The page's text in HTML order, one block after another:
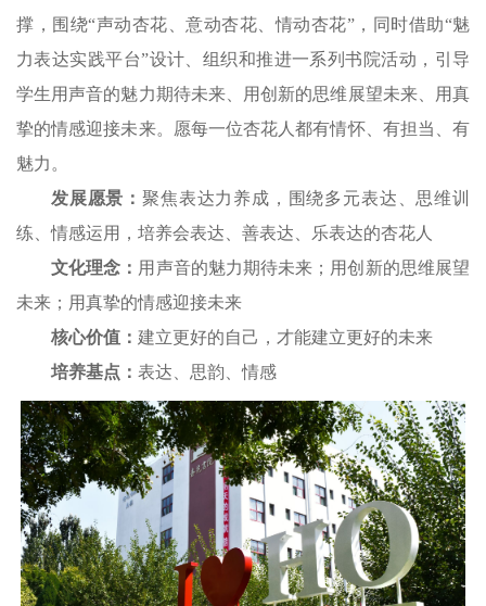
撑，围绕“声动杏花、意动杏花、情动杏花”，同时借助“魅
力表达实践平台”设计、组织和推进一系列书院活动，引导
学生用声音的魅力期待未来、用创新的思维展望未来、用真
挚的情感迎接未来。愿每一位杏花人都有情怀、有担当、有
魅力。
发展愿景：聚焦表达力养成，围绕多元表达、思维训
练、情感运用，培养会表达、善表达、乐表达的杏花人
文化理念： 用声音的魅力期待未来；用创新的思维展望
未来；用真挚的情感迎接未来
核心价值： 建立更好的自己，才能建立更好的未来
培养基点： 表达、思韵、情感